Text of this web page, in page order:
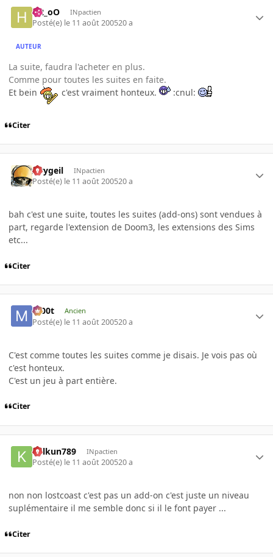
H2_oO INpactien
Posté(e) le 11 août 200520 a
AUTEUR
La suite, faudra l'acheter en plus.
Comme pour toutes les suites en faite.
Et bein
c'est vraiment honteux. :cnul:
Citer
Avygeil INpactien
Posté(e) le 11 août 200520 a
bah c'est une suite, toutes les suites (add-ons) sont vendues à
part, regarde l'extension de Doom3, les extensions des Sims
etc...
Citer
m00t Ancien
Posté(e) le 11 août 200520 a
C'est comme toutes les suites comme je disais. Je vois pas où
c'est honteux.
C'est un jeu à part entière.
Citer
kelkun789 INpactien
Posté(e) le 11 août 200520 a
non non lostcoast c'est pas un add-on c'est juste un niveau
suplémentaire il me semble donc si il le font payer ...
Citer